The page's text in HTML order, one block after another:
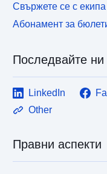
Свържете се с
Абонамент за
Последвайте ни
LinkedIn
Other
Правни аспекти